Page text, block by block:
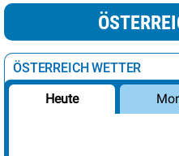
ÖSTERREICH WETTER
Heute